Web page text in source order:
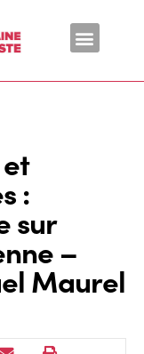
:
sur
–
Maurel